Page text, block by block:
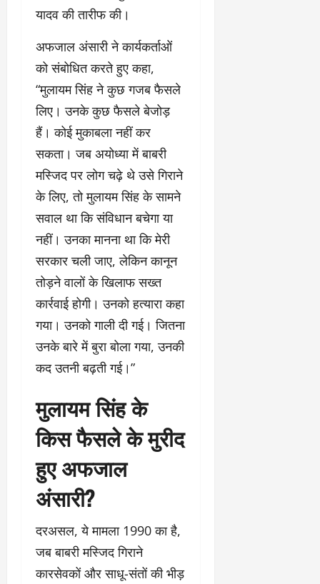
यादव की तारीफ की।
अफजाल अंसारी ने कार्यकर्ताओं
को संबोधित करते हुए कहा,
“मुलायम सिंह ने कुछ गजब फैसले
लिए। उनके कुछ फैसले बेजोड़
हैं। कोई मुकाबला नहीं कर
सकता। जब अयोध्या में बाबरी
मस्जिद पर लोग चढ़े थे उसे गिराने
के लिए, तो मुलायम सिंह के सामने
सवाल था कि संविधान बचेगा या
नहीं। उनका मानना था कि मेरी
सरकार चली जाए, लेकिन कानून
तोड़ने वालों के खिलाफ सख्त
कार्रवाई होगी। उनको हत्यारा कहा
गया। उनको गाली दी गई। जितना
उनके बारे में बुरा बोला गया, उनकी
कद उतनी बढ़ती गई।”
मुलायम सिंह के
किस फैसले के मुरीद
हुए अफजाल
अंसारी?
दरअसल, ये मामला 1990 का है,
जब बाबरी मस्जिद गिराने
कारसेवकों और साधू-संतों की भीड़